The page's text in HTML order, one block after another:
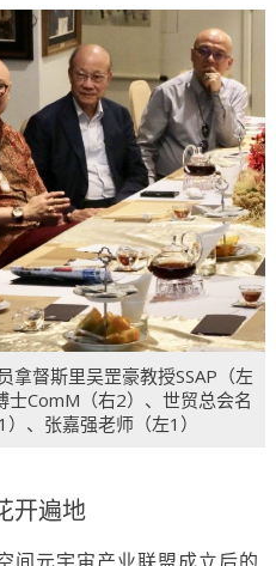
拿督斯里吴罡豪教授SSAP（左
ComM（右2）、世贸总会名
、张嘉强老师（左1）
开遍地
间元宇宙产业联盟成立后的